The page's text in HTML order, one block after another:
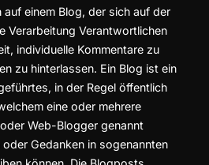
einem Blog, der sich auf der
Verarbeitung Verantwortlichen
individuelle Kommentare zu
zu hinterlassen. Ein Blog ist ein
in der Regel öffentlich
eine oder mehrere
Web-Blogger genannt
Gedanken in sogenannten